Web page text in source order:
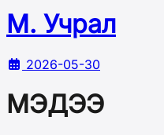
М. Учрал
2026-05-30
МЭДЭЭ